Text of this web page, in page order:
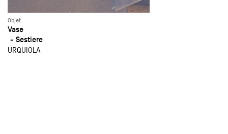
Objet
Vase
Sestiere
URQUIOLA